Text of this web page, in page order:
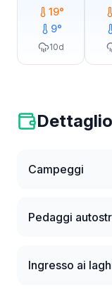
19°
9°
10d
Campeggi
Pedaggi
Ingresso ai